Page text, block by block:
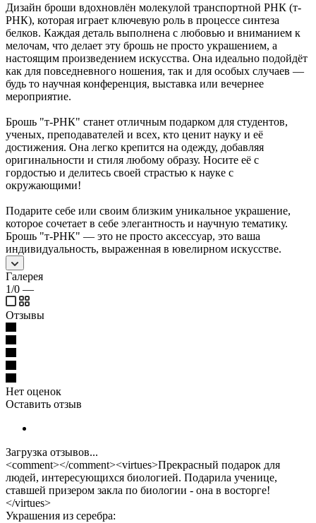
Дизайн броши вдохновлён молекулой транспортной РНК (т-
РНК), которая играет ключевую роль в процессе синтеза
белков. Каждая деталь выполнена с любовью и вниманием к
мелочам, что делает эту брошь не просто украшением, а
настоящим произведением искусства. Она идеально подойдёт
как для повседневного ношения, так и для особых случаев —
будь то научная конференция, выставка или вечернее
мероприятие.
Брошь "т-РНК" станет отличным подарком для студентов,
ученых, преподавателей и всех, кто ценит науку и её
достижения. Она легко крепится на одежду, добавляя
оригинальности и стиля любому образу. Носите её с
гордостью и делитесь своей страстью к науке с
окружающими!
Подарите себе или своим близким уникальное украшение,
которое сочетает в себе элегантность и научную тематику.
Брошь "т-РНК" — это не просто аксессуар, это ваша
индивидуальность, выраженная в ювелирном искусстве.
Галерея
1/0 —
Отзывы
Нет оценок
Оставить отзыв
Загрузка отзывов...
<comment></comment><virtues>Прекрасный подарок для
людей, интересующихся биологией. Подарила ученице,
ставшей призером закла по биологии - она в восторге!
</virtues>
Украшения из серебра: